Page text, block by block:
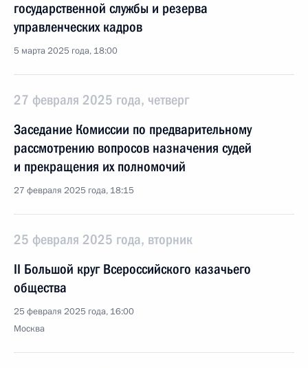
государственной службы и резерва
управленческих кадров
5 марта 2025 года, 18:00
27 февраля 2025 года, четверг
Заседание Комиссии по предварительному
рассмотрению вопросов назначения судей
и прекращения их полномочий
27 февраля 2025 года, 18:15
25 февраля 2025 года, вторник
II Большой круг Всероссийского казачьего
общества
25 февраля 2025 года, 16:00
Москва